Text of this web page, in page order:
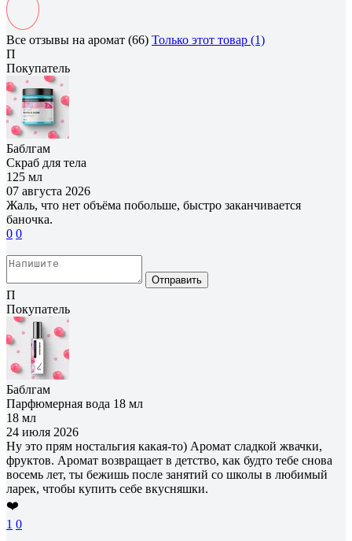
Все отзывы на аромат (66) Только этот товар (1)
П
Покупатель
Баблгам
Скраб для тела
125 мл
07 августа 2026
Жаль, что нет объёма побольше, быстро заканчивается
баночка.
0 0
Отправить
П
Покупатель
Баблгам
Парфюмерная вода 18 мл
18 мл
24 июля 2026
Ну это прям ностальгия какая-то) Аромат сладкой жвачки,
фруктов. Аромат возвращает в детство, как будто тебе снова
восемь лет, ты бежишь после занятий со школы в любимый
ларек, чтобы купить себе вкусняшки.
❤️
1 0